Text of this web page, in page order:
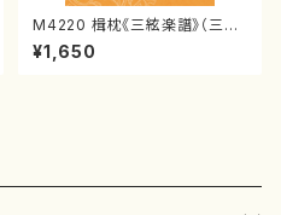
M4220 楫枕《三絃楽譜》（三絃/
宮城道雄著・宮城宗家監修/三絃
楽譜）
¥1,650